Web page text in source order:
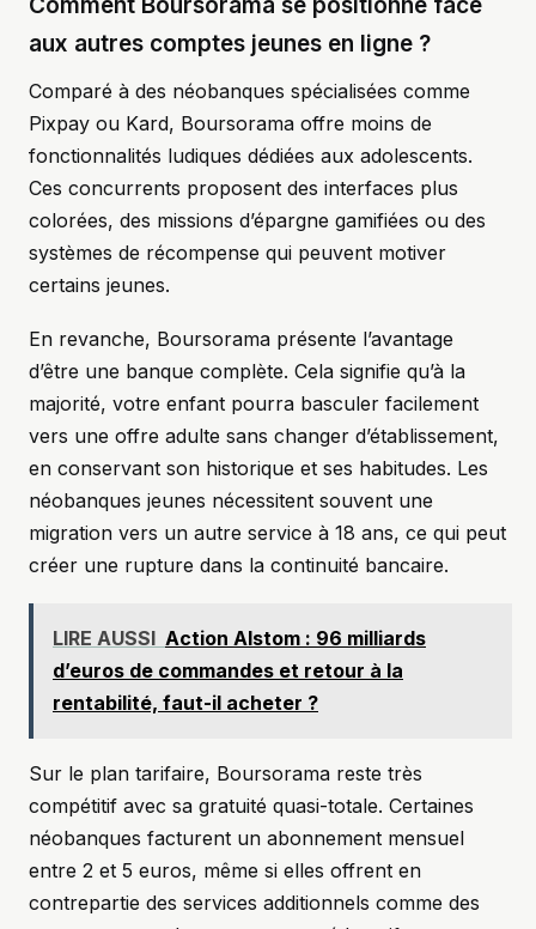
Comment Boursorama se positionne face
aux autres comptes jeunes en ligne ?
Comparé à des néobanques spécialisées comme
Pixpay ou Kard, Boursorama offre moins de
fonctionnalités ludiques dédiées aux adolescents.
Ces concurrents proposent des interfaces plus
colorées, des missions d’épargne gamifiées ou des
systèmes de récompense qui peuvent motiver
certains jeunes.
En revanche, Boursorama présente l’avantage
d’être une banque complète. Cela signifie qu’à la
majorité, votre enfant pourra basculer facilement
vers une offre adulte sans changer d’établissement,
en conservant son historique et ses habitudes. Les
néobanques jeunes nécessitent souvent une
migration vers un autre service à 18 ans, ce qui peut
créer une rupture dans la continuité bancaire.
LIRE AUSSI Action Alstom : 96 milliards
d’euros de commandes et retour à la
rentabilité, faut-il acheter ?
Sur le plan tarifaire, Boursorama reste très
compétitif avec sa gratuité quasi-totale. Certaines
néobanques facturent un abonnement mensuel
entre 2 et 5 euros, même si elles offrent en
contrepartie des services additionnels comme des